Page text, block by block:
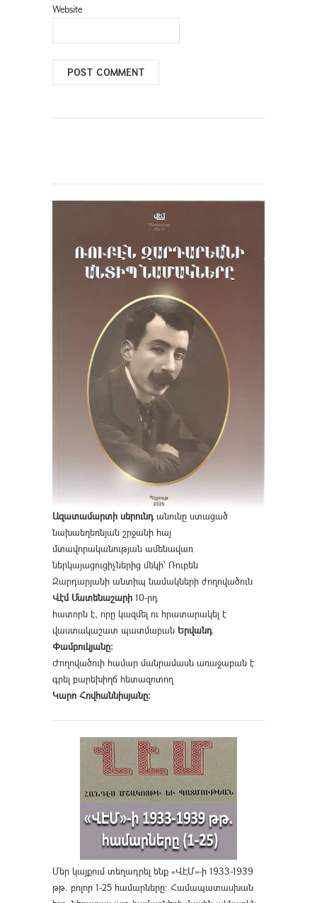
Website
Ազատամարտի սերունդանունը ստացած
նախաեղեռնյան շրջանի հայ
մտավորականության ամենավառ
ներկայացուցիչներից մեկի՝ Ռուբեն
Զարդարյանի անտիպ նամակների ժողովածուն
Վէմ Մատենաշարի 10-րդ
հատորն է, որը կազմել ու հրատարակել է
վաստակաշատ պատմաբան Երվանդ
Փամբուկյանը։
Ժողովածուի համար մանրամասն առաջաբան է
գրել բարեխիղճ հետազոտող
Կարո Հովհաննիսյանը։
Մեր կայքում տեղադրել ենք «ՎԷՄ»-ի 1933-1939
թթ. բոլոր 1-25 համարները։ Համապատասխան